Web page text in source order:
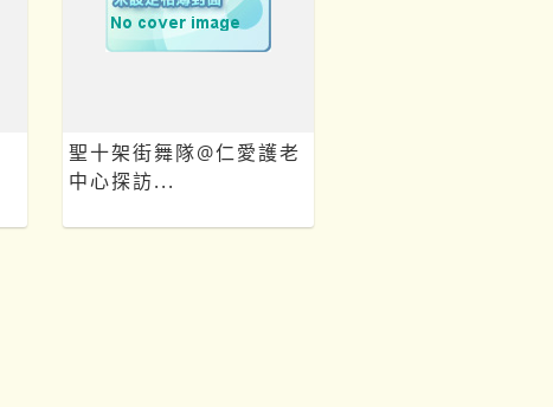
聖十架街舞隊@仁愛護老
中心探訪...